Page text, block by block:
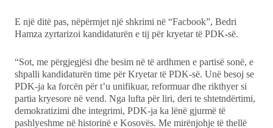
E një ditë pas, nëpërmjet një shkrimi në “Facbook”, Bedri
Hamza zyrtarizoi kandidaturën e tij për kryetar të PDK-së.
“Sot, me përgjegjësi dhe besim në të ardhmen e partisë sonë, e
shpalli kandidaturën time për Kryetar të PDK-së. Unë besoj se
PDK-ja ka forcën për t’u unifikuar, reformuar dhe rikthyer si
partia kryesore në vend. Nga lufta për liri, deri te shtetndërtimi,
demokratizimi dhe integrimi, PDK-ja ka lënë gjurmë të
pashlyeshme në historinë e Kosovës. Me mirënjohje të thellë